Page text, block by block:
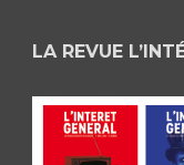
LA REVUE